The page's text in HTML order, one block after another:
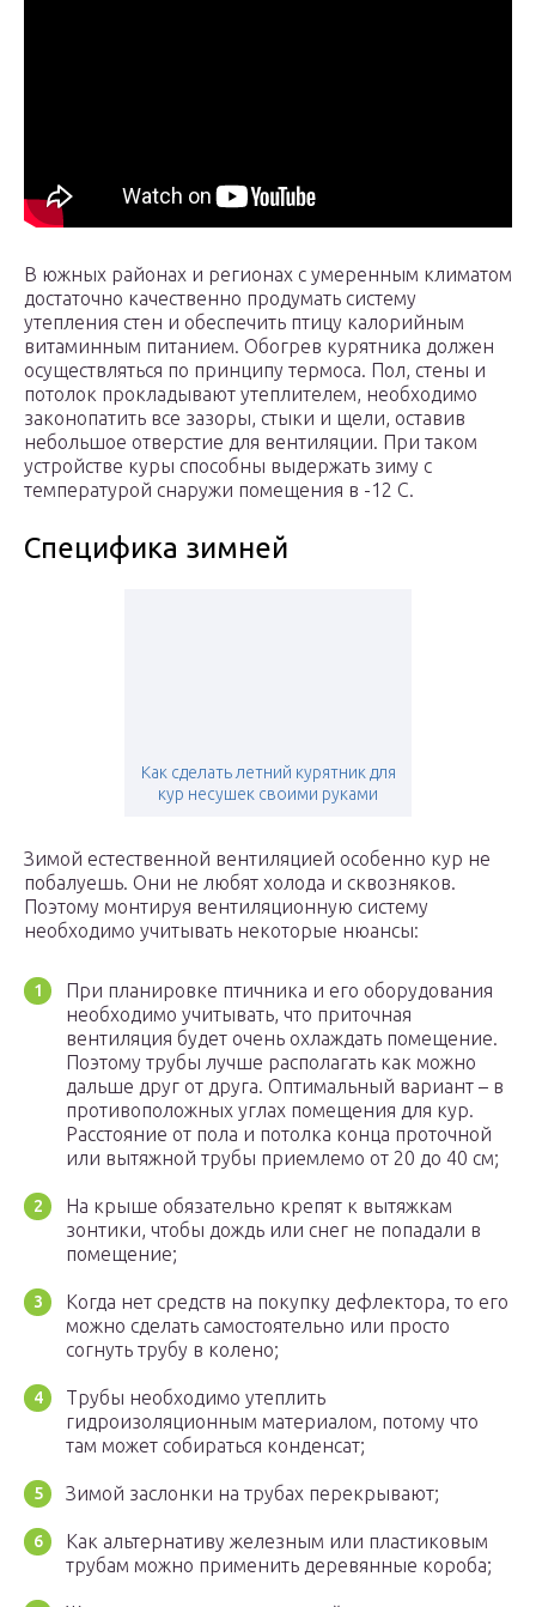
В южных районах и регионах с умеренным климатом
достаточно качественно продумать систему
утепления стен и обеспечить птицу калорийным
витаминным питанием. Обогрев курятника должен
осуществляться по принципу термоса. Пол, стены и
потолок прокладывают утеплителем, необходимо
законопатить все зазоры, стыки и щели, оставив
небольшое отверстие для вентиляции. При таком
устройстве куры способны выдержать зиму с
температурой снаружи помещения в -12 С.
Специфика зимней
Как сделать летний курятник для
кур несушек своими руками
Зимой естественной вентиляцией особенно кур не
побалуешь. Они не любят холода и сквозняков.
Поэтому монтируя вентиляционную систему
необходимо учитывать некоторые нюансы:
При планировке птичника и его оборудования
необходимо учитывать, что приточная
вентиляция будет очень охлаждать помещение.
Поэтому трубы лучше располагать как можно
дальше друг от друга. Оптимальный вариант – в
противоположных углах помещения для кур.
Расстояние от пола и потолка конца проточной
или вытяжной трубы приемлемо от 20 до 40 см;
На крыше обязательно крепят к вытяжкам
зонтики, чтобы дождь или снег не попадали в
помещение;
Когда нет средств на покупку дефлектора, то его
можно сделать самостоятельно или просто
согнуть трубу в колено;
Трубы необходимо утеплить
гидроизоляционным материалом, потому что
там может собираться конденсат;
Зимой заслонки на трубах перекрывают;
Как альтернативу железным или пластиковым
трубам можно применить деревянные короба;